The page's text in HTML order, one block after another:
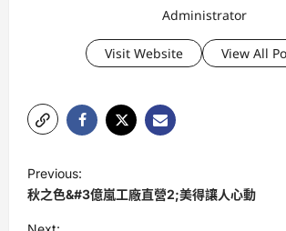
Administrator
Visit Website View All
o
s
Previous:
秋之色&#3億嵐工廠直營2;美得讓人心動